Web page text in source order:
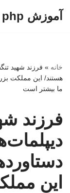
آموزش php
خانه » فرزند شهید
هستند/ این مملکت
ما بیشتر است
فرزند
این